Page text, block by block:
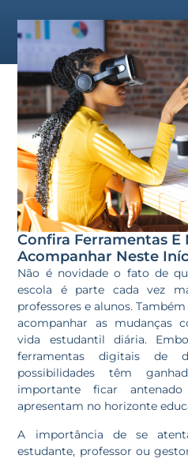
Confira Ferramentas E
Acompanhar Neste
Não é novidade o fato de
escola é parte cada vez
professores e alunos.
acompanhar as mudanças
vida estudantil diária.
ferramentas digitais de
possibilidades têm
importante ficar
apresentam no horizonte
A importância de se
estudante, professor ou